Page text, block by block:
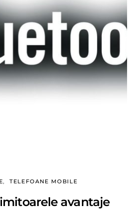
TELEFOANE MOBILE
avantaje